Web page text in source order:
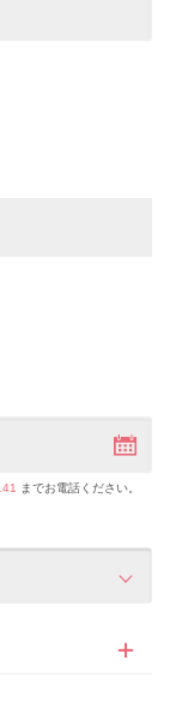
までお電話ください。